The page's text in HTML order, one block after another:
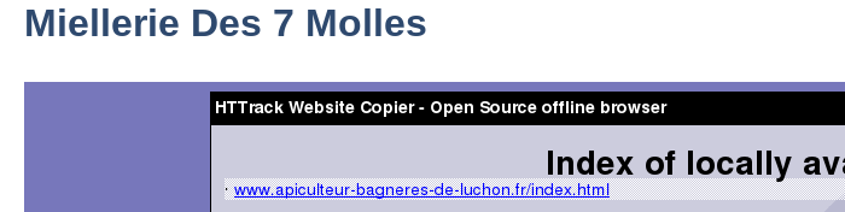
Miellerie Des 7 Molles